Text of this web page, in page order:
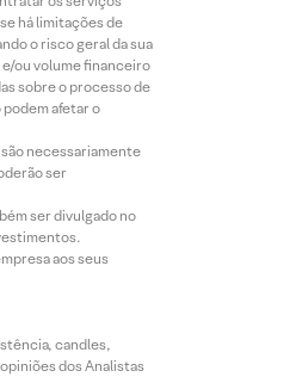
há limitações de
o risco geral da sua
ou volume financeiro
sobre o processo de
afetar o
necessariamente
ser
ser divulgado no
aos seus
candles,
dos Analistas